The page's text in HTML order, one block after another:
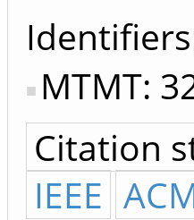
Identifiers
MTMT:
Citation
IEEE